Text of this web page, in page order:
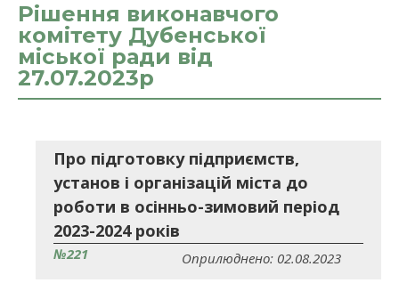
Рішення виконавчого
комітету Дубенської
міської ради від
27.07.2023р
Про підготовку підприємств,
установ і організацій міста до
роботи в осінньо-зимовий період
2023-2024 років
№221 Оприлюднено: 02.08.2023